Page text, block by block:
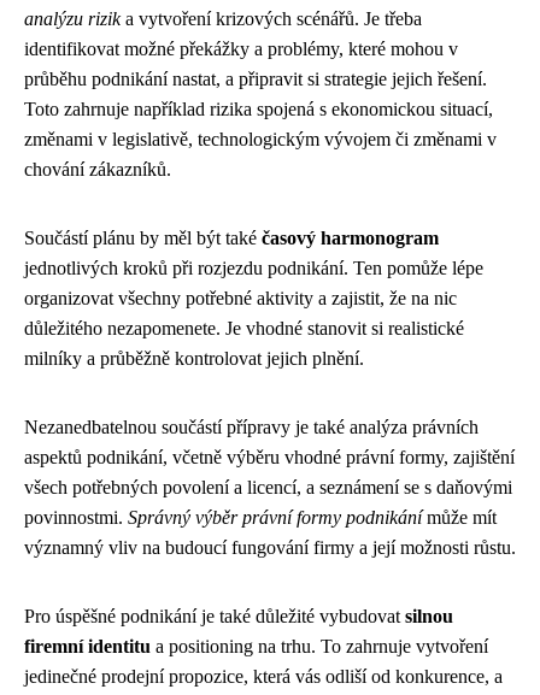
analýzu rizika vytvoření krizových scénářů. Je třeba
identifikovat možné překážky a problémy, které mohou v
průběhu podnikání nastat, a připravit si strategie jejich řešení.
Toto zahrnuje například rizika spojená s ekonomickou situací,
změnami v legislativě, technologickým vývojem či změnami v
chování zákazníků.
Součástí plánu by měl být také časový harmonogram
jednotlivých kroků při rozjezdu podnikání. Ten pomůže lépe
organizovat všechny potřebné aktivity a zajistit, že na nic
důležitého nezapomenete. Je vhodné stanovit si realistické
milníky a průběžně kontrolovat jejich plnění.
Nezanedbatelnou součástí přípravy je také analýza právních
aspektů podnikání, včetně výběru vhodné právní formy, zajištění
všech potřebných povolení a licencí, a seznámení se s daňovými
povinnostmi. Správný výběr právní formy podnikánímůže mít
významný vliv na budoucí fungování firmy a její možnosti růstu.
Pro úspěšné podnikání je také důležité vybudovat silnou
firemní identitu a positioning na trhu. To zahrnuje vytvoření
jedinečné prodejní propozice, která vás odliší od konkurence, a